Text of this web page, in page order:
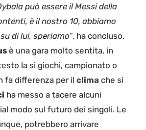
può essere il Messi della
è il nostro 10, abbiamo
di lui, speriamo”, ha concluso.
è una gara molto sentita, in
la si giochi, campionato o
fa differenza per il clima che si
ha messo a tacere alcuni
modo sul futuro dei singoli. Le
potrebbero arrivare